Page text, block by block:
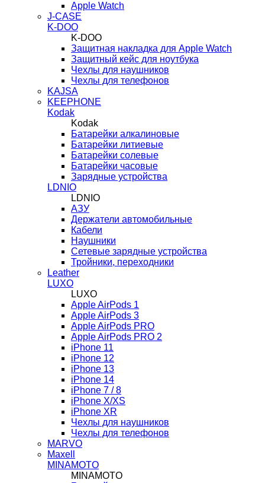
Apple Watch
J-CASE
K-DOO
K-DOO
Защитная накладка для Apple Watch
Защитный кейс для ноутбука
Чехлы для наушников
Чехлы для телефонов
KAJSA
KEEPHONE
Kodak
Kodak
Батарейки алкалиновые
Батарейки литиевые
Батарейки солевые
Батарейки часовые
Зарядные устройства
LDNIO
LDNIO
АЗУ
Держатели автомобильные
Кабели
Наушники
Сетевые зарядные устройства
Тройники, переходники
Leather
LUXO
LUXO
Apple AirPods 1
Apple AirPods 3
Apple AirPods PRO
Apple AirPods PRO 2
iPhone 11
iPhone 12
iPhone 13
iPhone 14
iPhone 7 / 8
iPhone X/XS
iPhone XR
Чехлы для наушников
Чехлы для телефонов
MARVO
Maxell
MINAMOTO
MINAMOTO